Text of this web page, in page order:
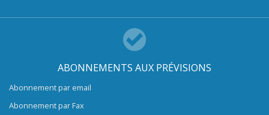
ABONNEMENTS AUX PRÉVISIONS
Abonnement par email
Abonnement par Fax